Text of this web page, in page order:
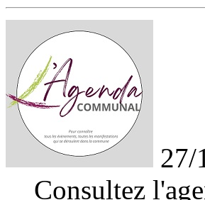
27/
Consultez